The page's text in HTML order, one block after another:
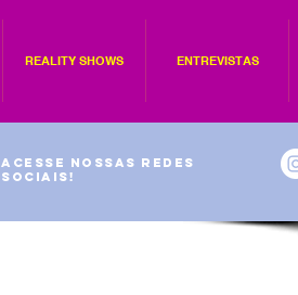
REALITY SHOWS ENTREVISTAS
Acesse nossas redes
sociais!